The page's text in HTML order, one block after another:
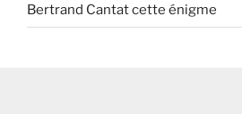
Bertrand Cantat cette énigme